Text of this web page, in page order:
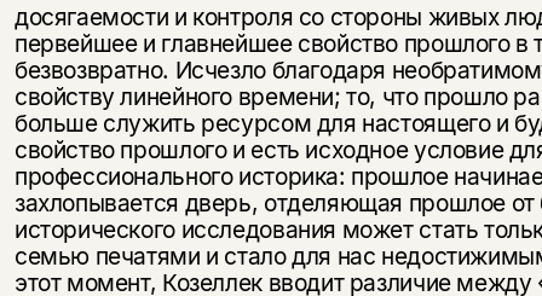
досягаемости и контроля со стороны живых
первейшее и главнейшее свойство прошлого в
безвоз­вратно. Исчезло благодаря
свойству линей­ного времени; то, что прошло
больше служить ресур­сом для настоящего и
свойство прошлого и есть исходное условие
профессионального историка: прошлое
захлопывается дверь, отделяющая прошлое
исторического исследования может стать
семью печатями и стало для нас
этот момент, Козеллек вводит различие